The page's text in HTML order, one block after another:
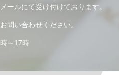
ールにて受け付けております。
問い合わせください。
～17時